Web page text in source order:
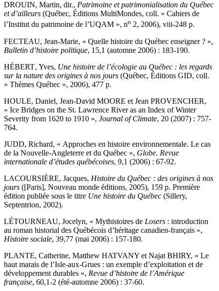
DROUIN, Martin, dir., Patrimoine et patrimonialisation du Québec
et d’ailleurs (Québec, Éditions MultiMondes, coll. « Cahiers de
l’Institut du patrimoine de l’UQAM », no 2, 2006), viii-248 p.
FECTEAU, Jean-Marie, « Quelle histoire du Québec enseigner ? »,
Bulletin d’histoire politique, 15,1 (automne 2006) : 183-190.
HÉBERT‚ Yves, Une histoire de l’écologie au Québec : les regards
sur la nature des origines à nos jours (Québec, Éditions GID, coll.
« Thèmes Québec », 2006), 477 p.
HOULE, Daniel, Jean-David MOORE et Jean PROVENCHER,
« Ice Bridges on the St. Lawrence River as an Index of Winter
Severity from 1620 to 1910 », Journal of Climate, 20 (2007) : 757-
764.
JUDD, Richard, « Approches en histoire environnementale. Le cas
de la Nouvelle-Angleterre et du Québec », Globe. Revue
internationale d’études québécoises, 9,1 (2006) : 67-92.
LACOURSIÈRE, Jacques, Histoire du Québec : des origines à nos
jours ([Paris], Nouveau monde éditions, 2005), 159 p. Première
édition publiée sous le titre Une histoire du Québec (Sillery,
Septentrion, 2002).
LÉTOURNEAU, Jocelyn, « Mythistoires de Losers : introduction
au roman historial des Québécois d’héritage canadien-français »,
Histoire sociale, 39,77 (mai 2006) : 157-180.
PLANTE, Catherine, Matthew HATVANY et Najat BHIRY, « Le
haut marais de l’Isle-aux-Grues : un exemple d’exploitation et de
développement durables », Revue d’histoire de l’Amérique
française, 60,1-2 (été-automne 2006) : 37-60.